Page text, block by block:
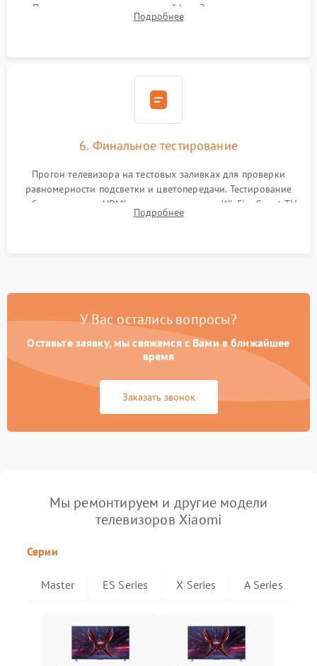
Подключение внутренних шлейфов. Закрытие корпуса.
Сброс настроек и обновление программного обеспечения.
Подробнее
6. Финальное тестирование
Прогон телевизора на тестовых заливках для проверки
равномерности подсветки и цветопередачи. Тестирование
работы разъемов HDMI, динамиков, модуля Wi-Fi и Smart TV
в рабочем режиме в течение нескольких часов.
Подробнее
У Вас остались вопросы?
Оставьте заявку, мы свяжемся с Вами в ближайшее
время
Заказать звонок
Мы ремонтируем и другие модели
телевизоров Xiaomi
Серии
Master ES Series X Series A Series